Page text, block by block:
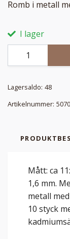
Romb i metall
I lager
Lagersaldo: 48
Artikelnummer:
Mått: ca
1,6 mm.
metall
10 styck